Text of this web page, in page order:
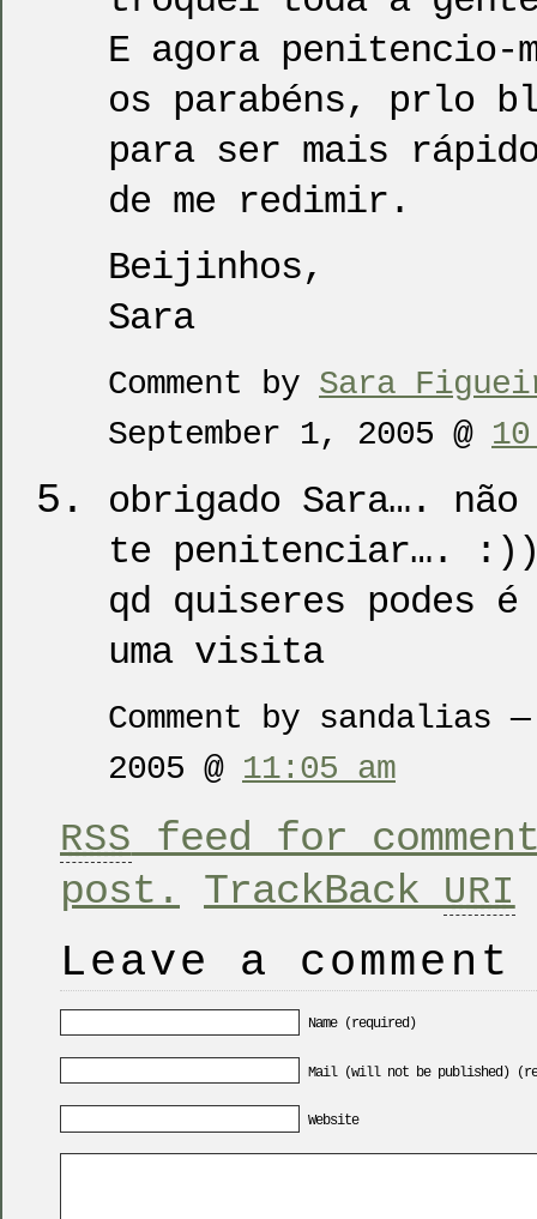
E agora penitencio-
os parabéns, prlo
para ser mais
de me redimir.
Beijinhos,
Sara
Comment by Sara
September 1, 2005 @
obrigado Sara…. não
te penitenciar….
qd quiseres podes
uma visita
Comment by sandalias
2005 @ 11:05 am
RSS
feed for
post.
TrackBack URI
Leave a comment
Name (required)
Mail (will not be published)
Website